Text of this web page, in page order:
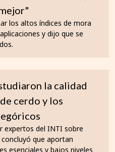
los altos índices de mora
y dijo que se
la calidad
cerdo y los
expertos del INTI sobre
que aportan
esenciales y bajos niveles